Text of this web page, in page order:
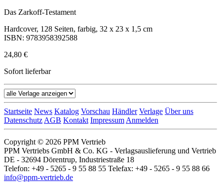
Das Zarkoff-Testament
Hardcover, 128 Seiten, farbig, 32 x 23 x 1,5 cm
ISBN: 9783958392588
24,80 €
Sofort lieferbar
Startseite News Katalog Vorschau Händler Verlage Über uns
Datenschutz AGB Kontakt Impressum Anmelden
Copyright © 2026 PPM Vertrieb
PPM Vertriebs GmbH & Co. KG - Verlagsauslieferung und Vertrieb
DE - 32694 Dörentrup, Industriestraße 18
Telefon: +49 - 5265 - 9 55 88 55 Telefax: +49 - 5265 - 9 55 88 66
info@ppm-vertrieb.de